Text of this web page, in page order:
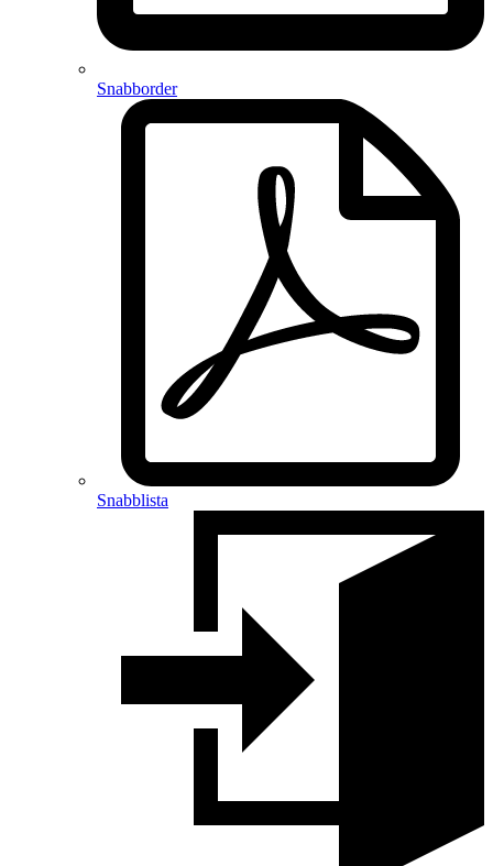
Snabborder
Snabblista